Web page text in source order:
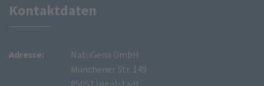
Kontaktdaten
Adresse:
NatuGena GmbH
Münchener Str. 149